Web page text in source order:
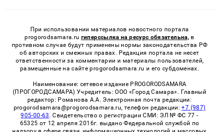
При использовании материалов новостного портала
progorodsamara.ru гиперссылка на ресурс обязательна, в
противном случае будут применены нормы законодательства РФ
об авторских и смежных правах. Редакция портала не несет
ответственности за комментарии и материалы пользователей,
размещенные на сайте progorodsamara.ru и его субдоменах.
Наименование: сетевое издание PROGORODSAMARA
(ПРОГОРОДСАМАРА) Учредитель: ООО «Город Самара». Главный
редактор: Романова А.А. Электронная почта редакции:
progorodsamara@progorodsamara.ru, телефон редакции:+7 (987)
905-00-63 . Свидетельство о регистрации СМИ: ЭЛ № ФС 77 -
65325 от 12 апреля 2016г. выдано Федеральной службой по